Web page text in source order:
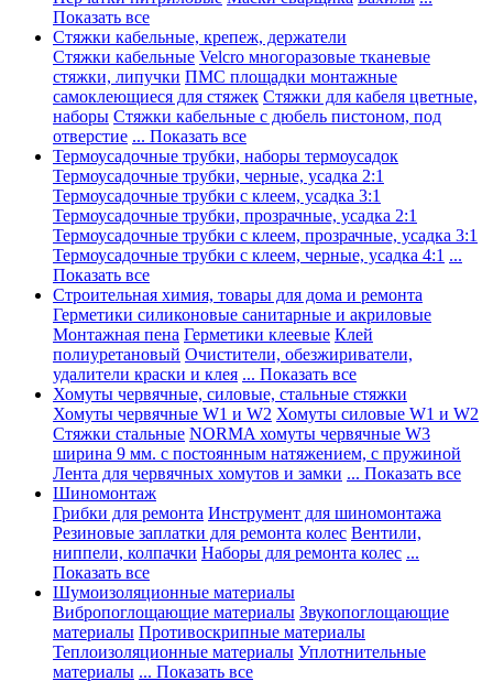
Показать все
Стяжки кабельные, крепеж, держатели
Стяжки кабельные Velcro многоразовые тканевые
стяжки, липучки ПМС площадки монтажные
самоклеющиеся для стяжек Стяжки для кабеля цветные,
наборы Стяжки кабельные с дюбель пистоном, под
отверстие ... Показать все
Термоусадочные трубки, наборы термоусадок
Термоусадочные трубки, черные, усадка 2:1
Термоусадочные трубки с клеем, усадка 3:1
Термоусадочные трубки, прозрачные, усадка 2:1
Термоусадочные трубки с клеем, прозрачные, усадка 3:1
Термоусадочные трубки с клеем, черные, усадка 4:1 ...
Показать все
Строительная химия, товары для дома и ремонта
Герметики силиконовые санитарные и акриловые
Монтажная пена Герметики клеевые Клей
полиуретановый Очистители, обезжириватели,
удалители краски и клея ... Показать все
Хомуты червячные, силовые, стальные стяжки
Хомуты червячные W1 и W2 Хомуты силовые W1 и W2
Стяжки стальные NORMA хомуты червячные W3
ширина 9 мм. с постоянным натяжением, с пружиной
Лента для червячных хомутов и замки ... Показать все
Шиномонтаж
Грибки для ремонта Инструмент для шиномонтажа
Резиновые заплатки для ремонта колес Вентили,
ниппели, колпачки Наборы для ремонта колес ...
Показать все
Шумоизоляционные материалы
Вибропоглощающие материалы Звукопоглощающие
материалы Противоскрипные материалы
Теплоизоляционные материалы Уплотнительные
материалы ... Показать все